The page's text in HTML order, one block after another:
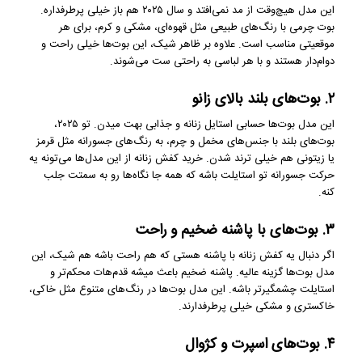
این مدل هیچ‌وقت از مد نمی‌افتد و سال ۲۰۲۵ هم باز خیلی پرطرفداره.
بوت چرمی با رنگ‌های طبیعی مثل قهوه‌ای، مشکی و کرم، برای هر
موقعیتی مناسب است. علاوه بر ظاهر شیک، این بوت‌ها خیلی راحت و
دوام‌دار هستند و با هر لباسی به راحتی ست می‌شوند.
۲. بوت‌های بلند بالای زانو
این مدل بوت‌ها حسابی استایل زنانه و جذابی بهت میدن. تو ۲۰۲۵،
بوت‌های بلند با جنس‌های مخمل و چرم، به رنگ‌های جسورانه مثل قرمز
یا زیتونی هم خیلی ترند شدن. خرید کفش زنانه از این مدل‌ها می‌تونه یه
حرکت جسورانه تو استایلت باشه که همه جا نگاه‌ها رو به سمتت جلب
کنه.
۳. بوت‌های با پاشنه ضخیم و راحت
اگر دنبال یه کفش زنانه با پاشنه هستی که هم راحت باشه هم شیک، این
مدل بوت‌ها گزینه عالیه. پاشنه ضخیم باعث میشه قدم‌هات محکم‌تر و
استایلت چشمگیرتر باشه. این مدل بوت‌ها در رنگ‌های متنوع مثل خاکی،
خاکستری و مشکی خیلی پرطرفدارند.
۴. بوت‌های اسپرت و کژوال